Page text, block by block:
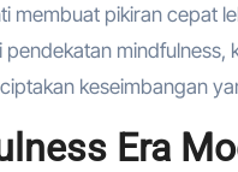
membuat pikiran cepat
pendekatan
keseimbangan
Era